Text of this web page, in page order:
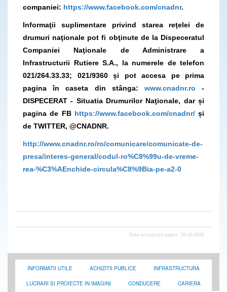
companiei: https://www.facebook.com/cnadnr.
Informaţii suplimentare privind starea reţelei de
drumuri naţionale pot fi obţinute de la Dispeceratul
Companiei Naţionale de Administrare a
Infrastructurii Rutiere S.A., la numerele de telefon
021/264.33.33; 021/9360 și pot accesa pe prima
pagina în caseta din stânga: www.cnadnr.ro -
DISPECERAT - Situatia Drumurilor Naţionale, dar și
pagina de FB https://www.facebook.com/cnadnr/și
de TWITTER, @CNADNR.
http://www.cnadnr.ro/ro/comunicare/comunicate-de-
presa/interes-general/codul-ro%C8%99u-de-vreme-
rea-%C3%AEnchide-circula%C8%9Bia-pe-a2-0
Data actualizarii paginii: 26-02-2025
INFORMATII UTILE ACHIZITII PUBLICE INFRASTRUCTURA
LUCRARI SI PROIECTE IN IMAGINI CONDUCERE CARIERA